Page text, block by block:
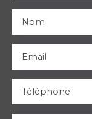
Nom
Email
Téléphone